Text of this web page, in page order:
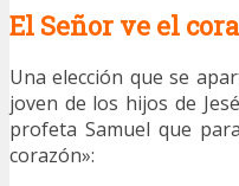
El Señor ve el
Una elección que se
joven de los hijos de
profeta Samuel que
corazón»: